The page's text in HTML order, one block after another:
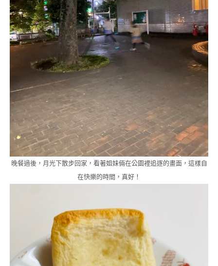
晚餐過後，月光下散步回家，看著姐妹倆在公園裡追逐的畫面，這樣自
在快樂的時間，真好！